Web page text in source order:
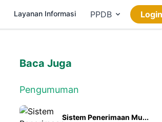
Layanan Informasi PPDB Login
Baca Juga
Pengumuman
Sistem Penerimaan Mu...